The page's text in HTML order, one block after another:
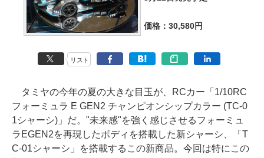
価格：30,580円
リスト
タミヤの今年の夏の大きな目玉が、RCカー「1/10RC
フォーミュラ E GEN2 チャンピオンシップカラー (TC-0
1シャーシ)」だ。"未来感"を強く感じさせるフォーミュ
ラEGEN2を再現したボディを搭載した新シャーシ、「T
C-01シャーシ」を搭載するこの新商品。今回は特にこの